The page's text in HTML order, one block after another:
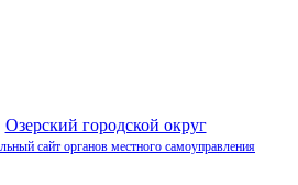
Озерский городской округ
сайт органов местного самоуправления